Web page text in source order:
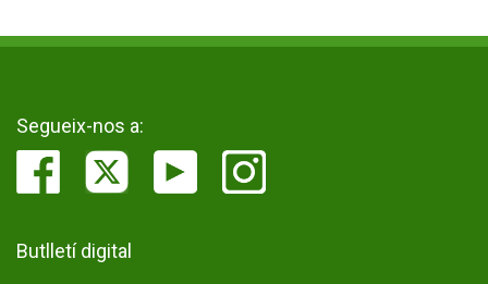
Segueix-nos a:
Butlletí digital